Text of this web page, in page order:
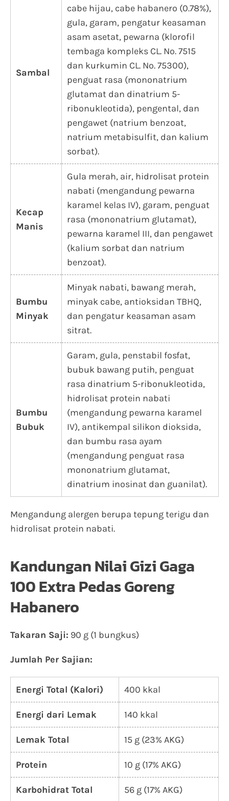
Sambal
cabe hijau, cabe habanero (0.78%),
gula, garam, pengatur keasaman
asam asetat, pewarna (klorofil
tembaga kompleks CL. No. 7515
dan kurkumin CL. No. 75300),
penguat rasa (mononatrium
glutamat dan dinatrium 5-
ribonukleotida), pengental, dan
pengawet (natrium benzoat,
natrium metabisulfit, dan kalium
sorbat).
Kecap
Manis
Gula merah, air, hidrolisat protein
nabati (mengandung pewarna
karamel kelas IV), garam, penguat
rasa (mononatrium glutamat),
pewarna karamel III, dan pengawet
(kalium sorbat dan natrium
benzoat).
Bumbu
Minyak
Minyak nabati, bawang merah,
minyak cabe, antioksidan TBHQ,
dan pengatur keasaman asam
sitrat.
Bumbu
Bubuk
Garam, gula, penstabil fosfat,
bubuk bawang putih, penguat
rasa dinatrium 5-ribonukleotida,
hidrolisat protein nabati
(mengandung pewarna karamel
IV), antikempal silikon dioksida,
dan bumbu rasa ayam
(mengandung penguat rasa
mononatrium glutamat,
dinatrium inosinat dan guanilat).
Mengandung alergen berupa tepung terigu dan
hidrolisat protein nabati.
Kandungan Nilai Gizi Gaga
100 Extra Pedas Goreng
Habanero
Takaran Saji: 90 g (1 bungkus)
Jumlah Per Sajian:
Energi Total (Kalori) 400 kkal
Energi dari Lemak 140 kkal
Lemak Total 15 g (23% AKG)
Protein 10 g (17% AKG)
Karbohidrat Total 56 g (17% AKG)